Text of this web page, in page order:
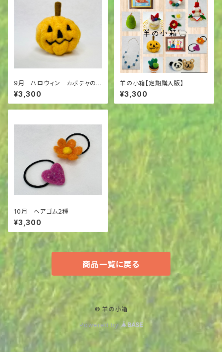
9月 ハロウィン カボチャのラ
ンタン
¥3,300
羊の小箱【定期購入版】
¥3,300
10月 ヘアゴム２種
¥3,300
商品一覧に戻る
© 羊の小箱
Powered by